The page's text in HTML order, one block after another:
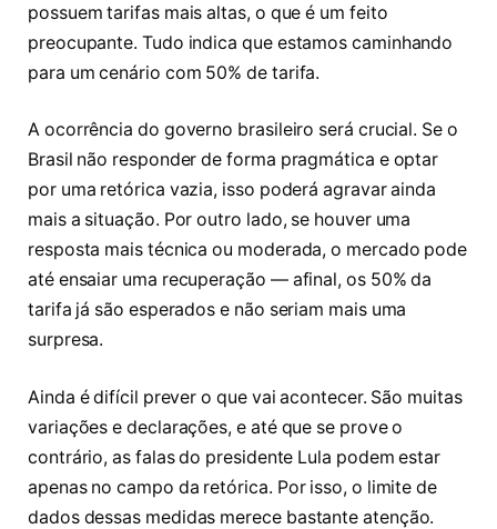
possuem tarifas mais altas, o que é um feito
preocupante. Tudo indica que estamos caminhando
para um cenário com 50% de tarifa.
A ocorrência do governo brasileiro será crucial. Se o
Brasil não responder de forma pragmática e optar
por uma retórica vazia, isso poderá agravar ainda
mais a situação. Por outro lado, se houver uma
resposta mais técnica ou moderada, o mercado pode
até ensaiar uma recuperação — afinal, os 50% da
tarifa já são esperados e não seriam mais uma
surpresa.
Ainda é difícil prever o que vai acontecer. São muitas
variações e declarações, e até que se prove o
contrário, as falas do presidente Lula podem estar
apenas no campo da retórica. Por isso, o limite de
dados dessas medidas merece bastante atenção.